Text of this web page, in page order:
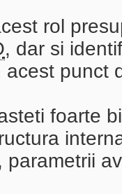
rol
, dar si
acest punct
foarte
parametrii